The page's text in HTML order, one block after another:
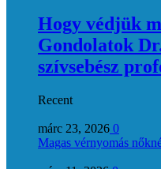
Hogy védjük
Gondolatok
szívsebész
Recent
márc 23, 2026 0
Magas vérnyomás